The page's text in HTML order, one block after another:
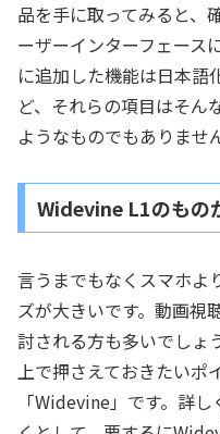
品を手に取ってみると、
ーザーインターフェース
に追加した機能は日本語
ど、それらの項目はそん
ようなものでもありませ
Widevine L1のもの
言うまでもなくスマホよ
ズが大きいです。動画視
討される方も多いでしょ
上で押さえておきたいポ
「Widevine」です。詳し